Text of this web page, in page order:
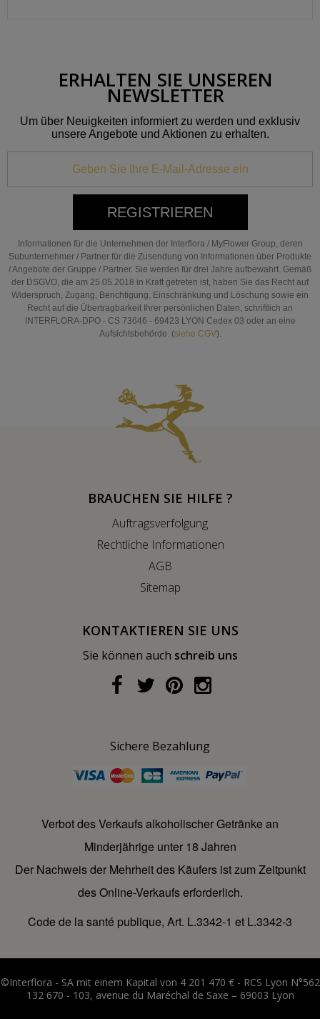
ERHALTEN SIE UNSEREN
NEWSLETTER
Um über Neuigkeiten informiert zu werden und exklusiv
unsere Angebote und Aktionen zu erhalten.
REGISTRIEREN
Informationen für die Unternehmen der Interflora / MyFlower Group, deren
Subunternehmer / Partner für die Zusendung von Informationen über Produkte
/ Angebote der Gruppe / Partner. Sie werden für drei Jahre aufbewahrt. Gemäß
der DSGVO, die am 25.05.2018 in Kraft getreten ist, haben Sie das Recht auf
Widerspruch, Zugang, Berichtigung, Einschränkung und Löschung sowie ein
Recht auf die Übertragbarkeit Ihrer persönlichen Daten, schriftlich an
INTERFLORA-DPO - CS 73646 - 69423 LYON Cedex 03 oder an eine
Aufsichtsbehörde. (siehe CGV).
BRAUCHEN SIE HILFE ?
Auftragsverfolgung
Rechtliche Informationen
AGB
Sitemap
KONTAKTIEREN SIE UNS
Sie können auch schreib uns
Sichere Bezahlung
Verbot des Verkaufs alkoholischer Getränke an
Minderjährige unter 18 Jahren
Der Nachweis der Mehrheit des Käufers ist zum Zeitpunkt
des Online-Verkaufs erforderlich.
Code de la santé publique, Art. L.3342-1 et L.3342-3
©Interflora - SA mit einem Kapital von 4 201 470 € - RCS Lyon N°562
132 670 - 103, avenue du Maréchal de Saxe – 69003 Lyon